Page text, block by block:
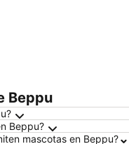
Beppu
Beppu?
mascotas en Beppu?